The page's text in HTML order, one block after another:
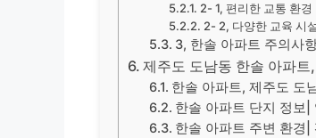
2- 1, 편리한 교통 환경
2- 2, 다양한 교육 시설
3, 한솔 아파트 주의사
제주도 도남동 한솔 아파
한솔 아파트, 제주도 도
한솔 아파트 단지 정보|
한솔 아파트 주변 환경|